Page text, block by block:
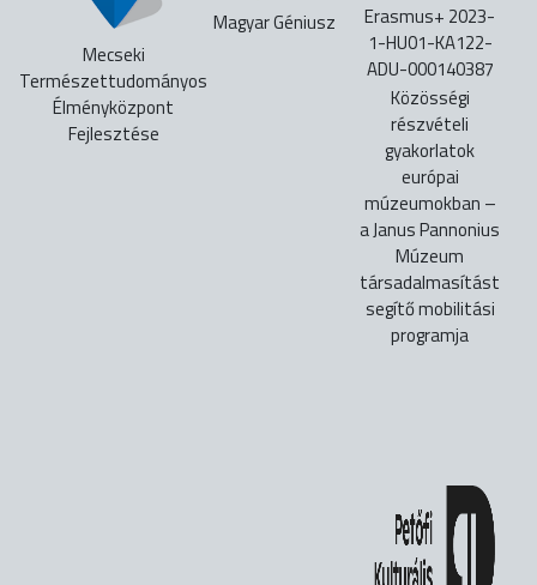
Mecseki
Természettudományos
Élményközpont
Fejlesztése
Magyar Géniusz
Erasmus+ 2023-
1-HU01-KA122-
ADU-000140387
Közösségi
részvételi
gyakorlatok
európai
múzeumokban –
a Janus Pannonius
Múzeum
társadalmasítást
segítő mobilitási
programja